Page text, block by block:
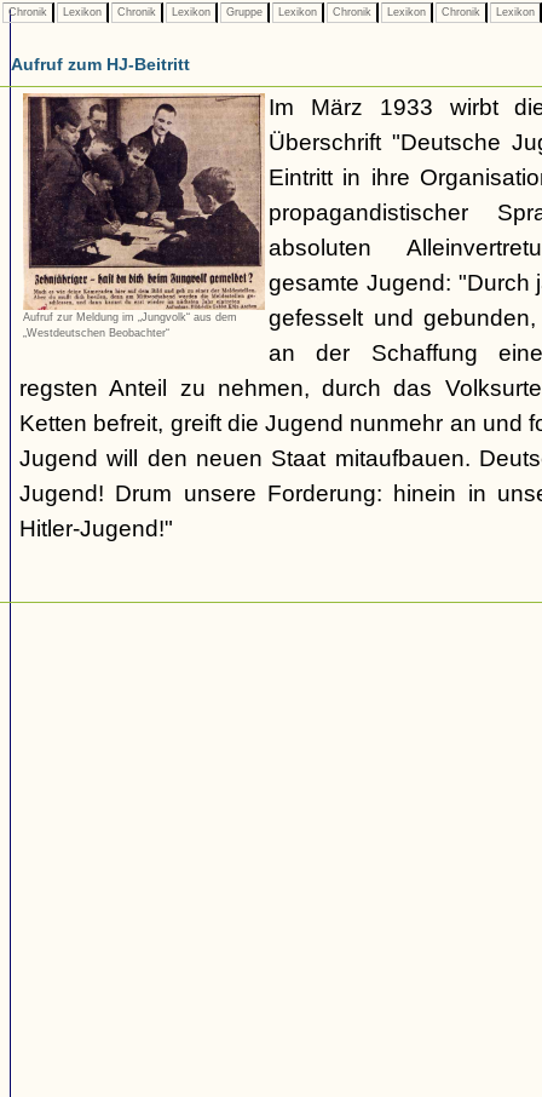
Chronik Lexikon Chronik Lexikon Gruppe Lexikon Chronik Lexikon Chronik Lexikon
Aufruf zum HJ-Beitritt
Aufruf zur Meldung im „Jungvolk“ aus dem
„Westdeutschen Beobachter“
Im März 1933 wirbt
Überschrift "Deutsche
Eintritt in ihre
propagandistischer
absoluten
gesamte Jugend: "Durch
gefesselt und
an der Schaffung
regsten Anteil zu nehmen, durch das
Ketten befreit, greift die Jugend nunmehr an und
Jugend will den neuen Staat mitaufbauen.
Jugend! Drum unsere Forderung: hinein in
Hitler-Jugend!"